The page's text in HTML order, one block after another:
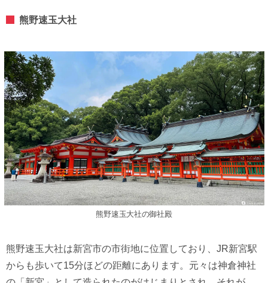
熊野速玉大社
熊野速玉大社の御社殿
熊野速玉大社は新宮市の市街地に位置しており、JR新宮駅
からも歩いて15分ほどの距離にあります。元々は神倉神社